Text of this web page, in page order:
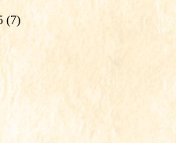
(7)